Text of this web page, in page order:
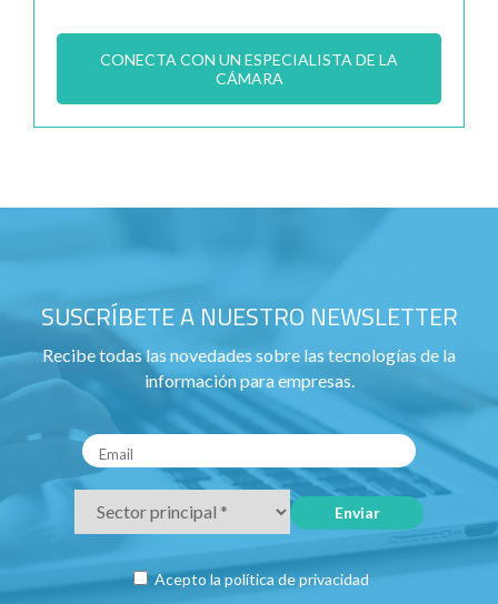
CONECTA CON UN ESPECIALISTA DE LA
CÁMARA
SUSCRÍBETE A NUESTRO NEWSLETTER
Recibe todas las novedades sobre las tecnologías de la
información para empresas.
Acepto la política de privacidad